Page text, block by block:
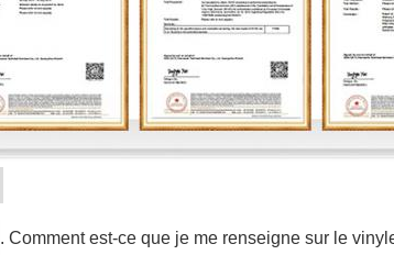
. Comment est-ce que je me renseigne sur le